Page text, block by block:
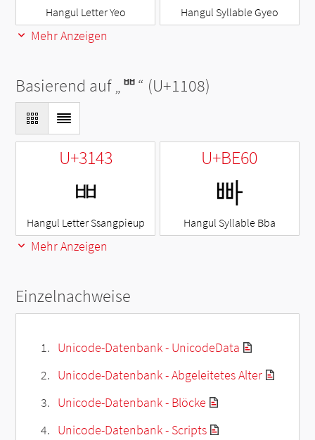
Hangul Letter Yeo Hangul Syllable Gyeo
Mehr Anzeigen
Basierend auf „ᄈ“ (U+1108)
U+3143
ㅃ
Hangul Letter Ssangpieup
U+BE60
빠
Hangul Syllable Bba
Mehr Anzeigen
Einzelnachweise
Unicode-Datenbank - UnicodeData
Unicode-Datenbank - Abgeleitetes Alter
Unicode-Datenbank - Blöcke
Unicode-Datenbank - Scripts